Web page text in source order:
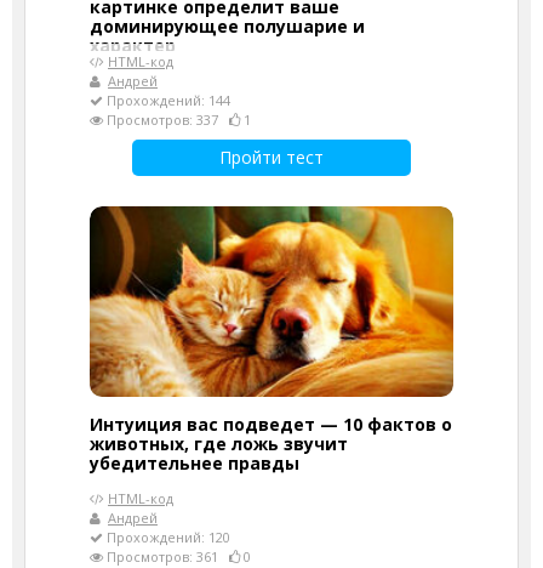
картинке определит ваше
доминирующее полушарие и
характер
HTML-код
Андрей
Прохождений: 144
Просмотров: 337
1
Пройти тест
Интуиция вас подведет — 10 фактов о
животных, где ложь звучит
убедительнее правды
HTML-код
Андрей
Прохождений: 120
Просмотров: 361
0